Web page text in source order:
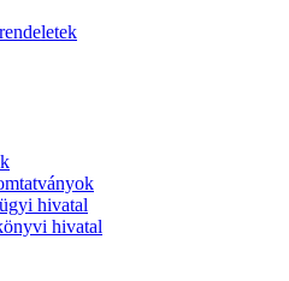
hivatal
hivatal